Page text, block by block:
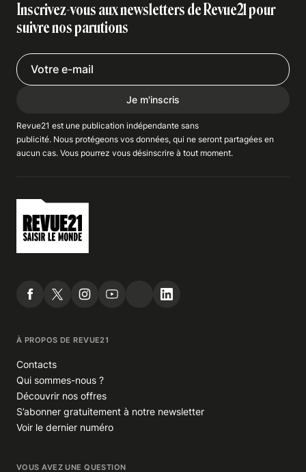
Inscrivez-vous aux newsletters de Revue21 pour
suivre nos parutions
Je m'inscris
Revue21 est une publication indépendante sans
publicité. Nous protégeons vos données, qui ne seront partagées en
aucun cas. Vous pourrez vous désinscrire à tout moment.
À PROPOS DE REVUE21
Contacts
Qui sommes-nous ?
Découvrir nos offres
S’abonner gratuitement à notre newsletter
Voir le dernier numéro
VOUS AVEZ UNE QUESTION